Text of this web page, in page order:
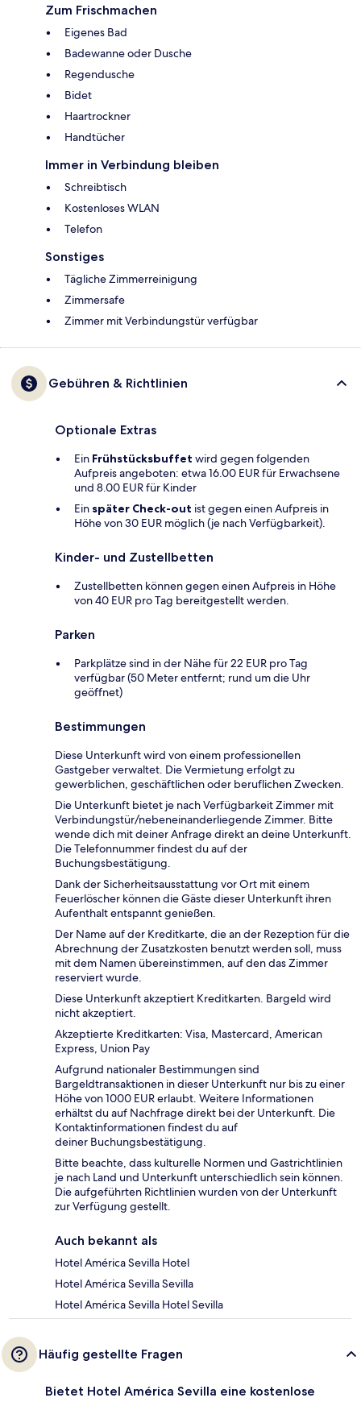
Zum Frischmachen
Eigenes Bad
Badewanne oder Dusche
Regendusche
Bidet
Haartrockner
Handtücher
Immer in Verbindung bleiben
Schreibtisch
Kostenloses WLAN
Telefon
Sonstiges
Tägliche Zimmerreinigung
Zimmersafe
Zimmer mit Verbindungstür verfügbar
Gebühren & Richtlinien
Optionale Extras
Ein Frühstücksbuffet wird gegen folgenden
Aufpreis angeboten: etwa 16.00 EUR für Erwachsene
und 8.00 EUR für Kinder
Ein später Check-out ist gegen einen Aufpreis in
Höhe von 30 EUR möglich (je nach Verfügbarkeit).
Kinder- und Zustellbetten
Zustellbetten können gegen einen Aufpreis in Höhe
von 40 EUR pro Tag bereitgestellt werden.
Parken
Parkplätze sind in der Nähe für 22 EUR pro Tag
verfügbar (50 Meter entfernt; rund um die Uhr
geöffnet)
Bestimmungen
Diese Unterkunft wird von einem professionellen
Gastgeber verwaltet. Die Vermietung erfolgt zu
gewerblichen, geschäftlichen oder beruflichen Zwecken.
Die Unterkunft bietet je nach Verfügbarkeit Zimmer mit
Verbindungstür/nebeneinanderliegende Zimmer. Bitte
wende dich mit deiner Anfrage direkt an deine Unterkunft.
Die Telefonnummer findest du auf der
Buchungsbestätigung.
Dank der Sicherheitsausstattung vor Ort mit einem
Feuerlöscher können die Gäste dieser Unterkunft ihren
Aufenthalt entspannt genießen.
Der Name auf der Kreditkarte, die an der Rezeption für die
Abrechnung der Zusatzkosten benutzt werden soll, muss
mit dem Namen übereinstimmen, auf den das Zimmer
reserviert wurde.
Diese Unterkunft akzeptiert Kreditkarten. Bargeld wird
nicht akzeptiert.
Akzeptierte Kreditkarten: Visa, Mastercard, American
Express, Union Pay
Aufgrund nationaler Bestimmungen sind
Bargeldtransaktionen in dieser Unterkunft nur bis zu einer
Höhe von 1000 EUR erlaubt. Weitere Informationen
erhältst du auf Nachfrage direkt bei der Unterkunft. Die
Kontaktinformationen findest du auf
deiner Buchungsbestätigung.
Bitte beachte, dass kulturelle Normen und Gastrichtlinien
je nach Land und Unterkunft unterschiedlich sein können.
Die aufgeführten Richtlinien wurden von der Unterkunft
zur Verfügung gestellt.
Auch bekannt als
Hotel América Sevilla Hotel
Hotel América Sevilla Sevilla
Hotel América Sevilla Hotel Sevilla
Häufig gestellte Fragen
Bietet Hotel América Sevilla eine kostenlose